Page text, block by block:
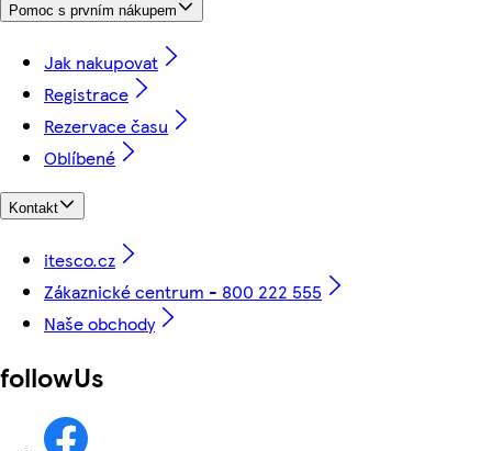
Pomoc s prvním nákupem
Jak nakupovat
Registrace
Rezervace času
Oblíbené
Kontakt
itesco.cz
Zákaznické centrum - 800 222 555
Naše obchody
followUs